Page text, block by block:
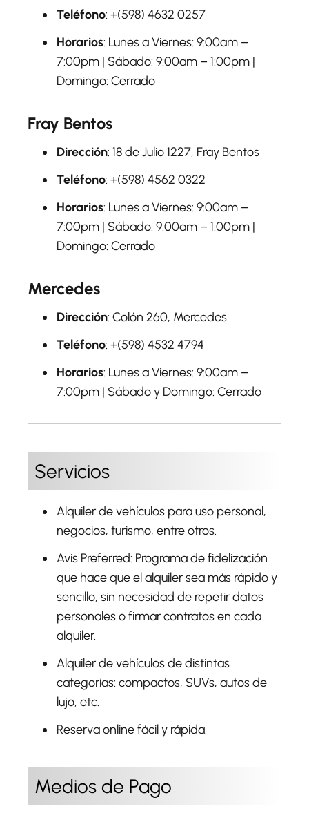
Teléfono: +(598) 4632 0257
Horarios: Lunes a Viernes: 9:00am –
7:00pm | Sábado: 9:00am – 1:00pm |
Domingo: Cerrado
Fray Bentos
Dirección: 18 de Julio 1227, Fray Bentos
Teléfono: +(598) 4562 0322
Horarios: Lunes a Viernes: 9:00am –
7:00pm | Sábado: 9:00am – 1:00pm |
Domingo: Cerrado
Mercedes
Dirección: Colón 260, Mercedes
Teléfono: +(598) 4532 4794
Horarios: Lunes a Viernes: 9:00am –
7:00pm | Sábado y Domingo: Cerrado
Servicios
Alquiler de vehículos para uso personal,
negocios, turismo, entre otros.
Avis Preferred: Programa de fidelización
que hace que el alquiler sea más rápido y
sencillo, sin necesidad de repetir datos
personales o firmar contratos en cada
alquiler.
Alquiler de vehículos de distintas
categorías: compactos, SUVs, autos de
lujo, etc.
Reserva online fácil y rápida.
Medios de Pago